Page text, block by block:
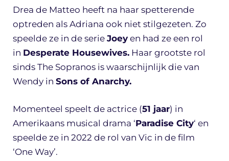
Drea de Matteo heeft na haar spetterende
optreden als Adriana ook niet stilgezeten. Zo
speelde ze in de serie Joey en had ze een rol
in Desperate Housewives. Haar grootste rol
sinds The Sopranos is waarschijnlijk die van
Wendy in Sons of Anarchy.
Momenteel speelt de actrice (51 jaar) in
Amerikaans musical drama ‘Paradise City‘ en
speelde ze in 2022 de rol van Vic in de film
‘One Way’.